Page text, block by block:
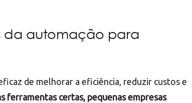
da automação para
de melhorar a eficiência, reduzir custos e
ferramentas certas, pequenas empresas